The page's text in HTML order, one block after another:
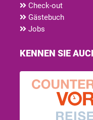
Check-out
Gästebuch
Jobs
KENNEN SIE